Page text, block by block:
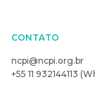
CONTATO
ncpi@ncpi.org.br
+55 11 932144113